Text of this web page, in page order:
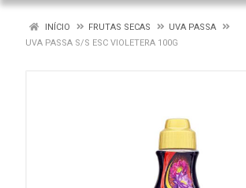
INÍCIO FRUTAS SECAS
UVA PASSA
UVA PASSA S/S ESC VIOLETERA 100G